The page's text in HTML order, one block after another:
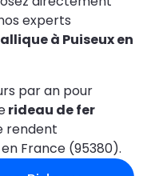
experts
à Puiseux en
par an pour
rideau de fer
rendent
France (95380).